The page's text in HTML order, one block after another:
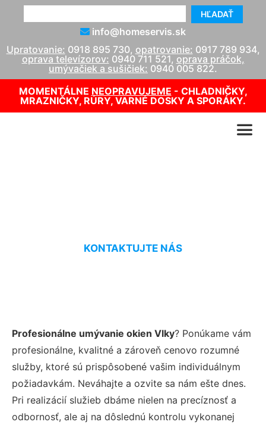
HĽADAŤ
info@homeservis.sk
Upratovanie: 0918 895 730, opatrovanie: 0917 789 934,
oprava televízorov: 0940 711 521, oprava práčok,
umývačiek a sušičiek: 0940 005 822.
MOMENTÁLNE NEOPRAVUJEME - CHLADNIČKY,
MRAZNIČKY, RÚRY, VARNÉ DOSKY A SPORÁKY.
KONTAKTUJTE NÁS
Profesionálne umývanie okien Vlky? Ponúkame vám
profesionálne, kvalitné a zároveň cenovo rozumné
služby, ktoré sú prispôsobené vašim individuálnym
požiadavkám. Neváhajte a ozvite sa nám ešte dnes.
Pri realizácií služieb dbáme nielen na precíznosť a
odbornosť, ale aj na dôslednú kontrolu vykonanej